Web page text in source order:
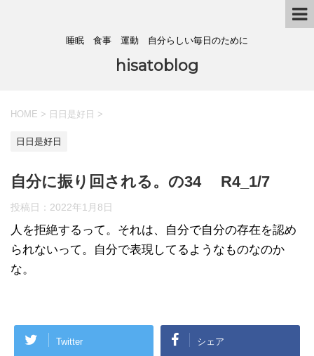
睡眠 食事 運動 自分らしい毎日のために
hisatoblog
HOME > 日日是好日 >
日日是好日
自分に振り回される。の34 R4_1/7
投稿日： 2022年1月8日
人を拒絶するって。それは、自分で自分の存在を認め
られないって。自分で表現してるようなものなのか
な。
Twitter シェア